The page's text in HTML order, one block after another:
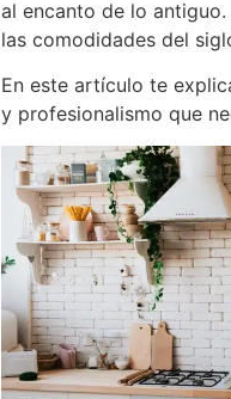
al encanto de lo
las comodidades del
En este artículo te
y profesionalismo que